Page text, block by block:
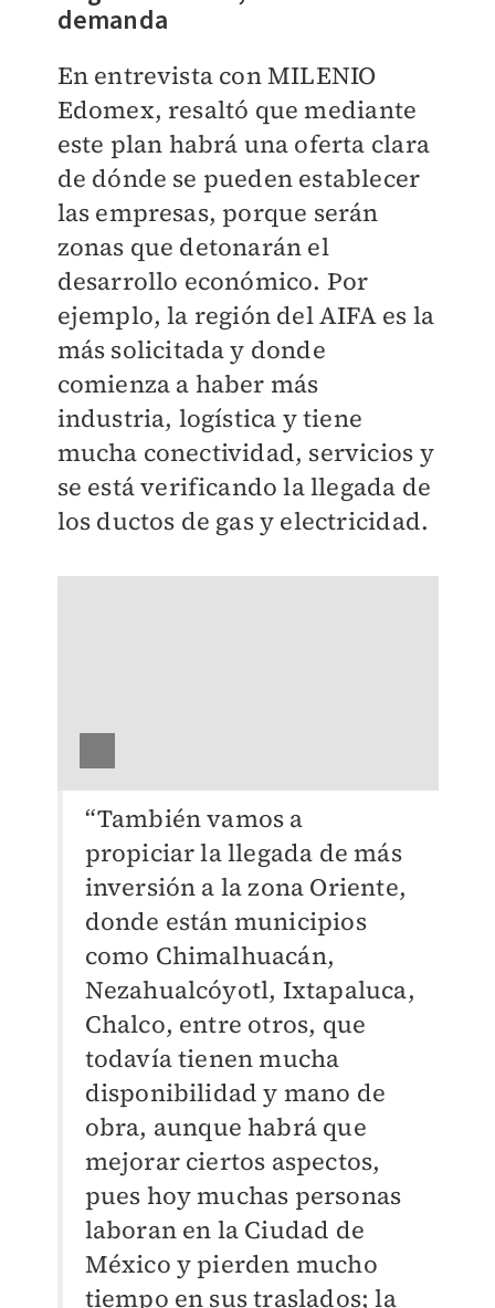
demanda
En entrevista con MILENIO
Edomex, resaltó que mediante
este plan habrá una oferta clara
de dónde se pueden establecer
las empresas, porque serán
zonas que detonarán el
desarrollo económico. Por
ejemplo, la región del AIFA es la
más solicitada y donde
comienza a haber más
industria, logística y tiene
mucha conectividad, servicios y
se está verificando la llegada de
los ductos de gas y electricidad.
“También vamos a
propiciar la llegada de más
inversión a la zona Oriente,
donde están municipios
como Chimalhuacán,
Nezahualcóyotl, Ixtapaluca,
Chalco, entre otros, que
todavía tienen mucha
disponibilidad y mano de
obra, aunque habrá que
mejorar ciertos aspectos,
pues hoy muchas personas
laboran en la Ciudad de
México y pierden mucho
tiempo en sus traslados; la